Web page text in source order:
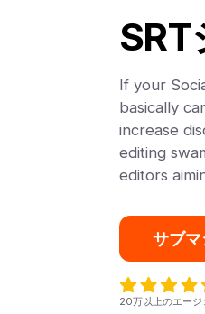
SRT
If your
basically
increase
editing
editors
サブ
20万以上のエージ